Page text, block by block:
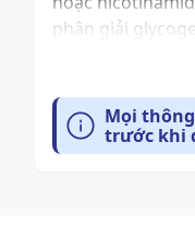
phân giải
Hấp thu và phân
Nicotinamid
Mọi
trước khi